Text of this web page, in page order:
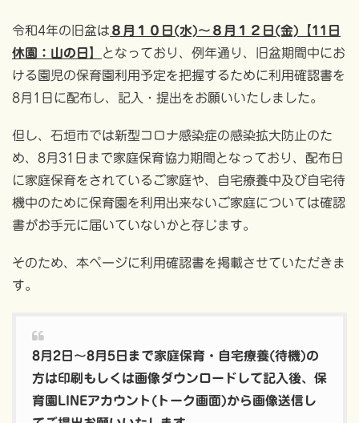
令和4年の旧盆は ８月１０日(水)～８月１２日(金)【11日
休園：山の日】
となっており、例年通り、旧盆期間中にお
ける園児の保育園利用予定を把握するために利用確認書を
8月1日に配布し、記入・提出をお願いいたしました。
但し、石垣市では新型コロナ感染症の感染拡大防止のた
め、8月31日まで家庭保育協力期間となっており、配布日
に家庭保育をされているご家庭や、自宅療養中及び自宅待
機中のために保育園を利用出来ないご家庭については確認
書がお手元に届いていないかと存じます。
そのため、本ページに利用確認書を掲載させていただきま
す。
8月2日～8月5日まで家庭保育・自宅療養(待機)の
方は印刷もしくは画像ダウンロードして記入後、保
育園LINEアカウント(トーク画面)から画像送信し